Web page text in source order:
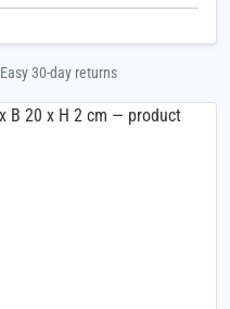
Easy 30-day returns